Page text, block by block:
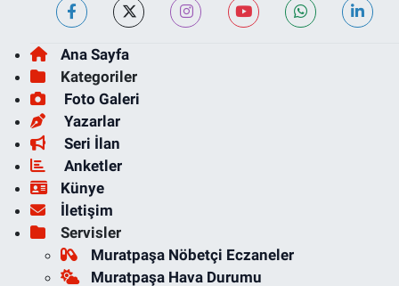
Ana Sayfa
Kategoriler
Foto Galeri
Yazarlar
Seri İlan
Anketler
Künye
İletişim
Servisler
Muratpaşa Nöbetçi Eczaneler
Muratpaşa Hava Durumu